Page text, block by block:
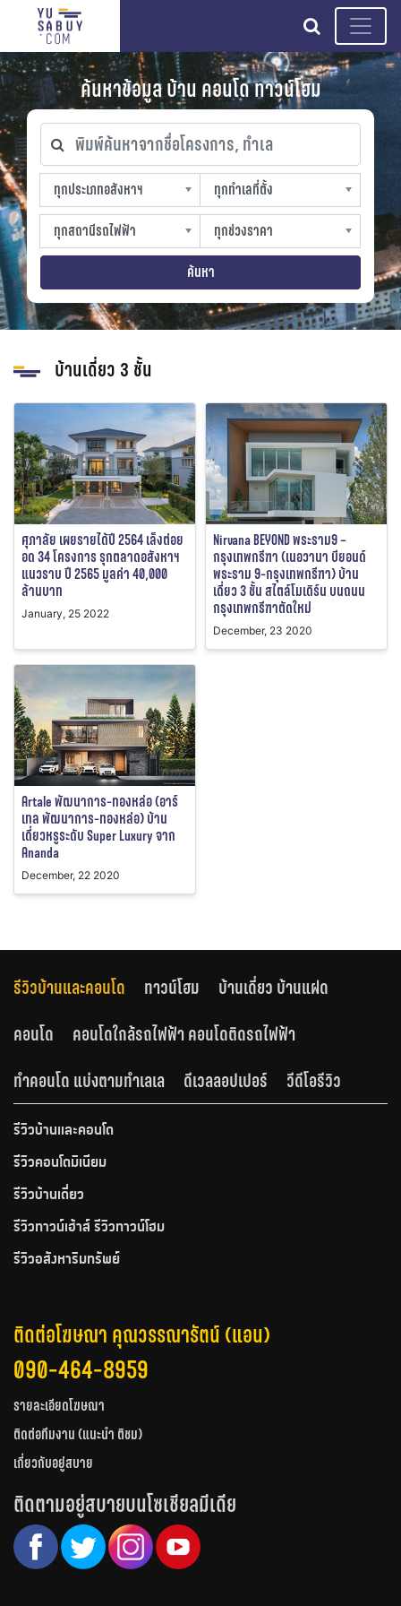
search
ค้นหาข้อมูล บ้าน คอนโด ทาวน์โฮม
พิมพ์ค้นหาจากชื่อโครงการ, ทำเล
ทุกประเภทอสังหาฯ
ทุกประเภทอสังหาฯ
sproperty
ทุกทำเลที่ตั้ง
ทุกทำเลที่ตั้ง
slocation
ทุกสถานีรถไฟฟ้า
ทุกสถานีรถไฟฟ้า
strain-station
ทุกช่วงราคา
ทุกช่วงราคา
sprice
ค้นหา
บ้านเดี่ยว 3 ชั้น
ศุภาลัย เผยรายได้ปี 2564 เล็งต่อย
อด 34 โครงการ รุกตลาดอสังหาฯ
แนวราบ ปี 2565 มูลค่า 40,000
ล้านบาท
January, 25 2022
Nirvana BEYOND พระราม9 –
กรุงเทพกรีฑา (เนอวานา บียอนด์
พระราม 9-กรุงเทพกรีฑา) บ้าน
เดี่ยว 3 ชั้น สไตล์โมเดิร์น บนถนน
กรุงเทพกรีฑาตัดใหม่
December, 23 2020
Artale พัฒนาการ-ทองหล่อ (อาร์
เทล พัฒนาการ-ทองหล่อ) บ้าน
เดี่ยวหรูระดับ Super Luxury จาก
Ananda
December, 22 2020
รีวิวบ้านและคอนโด ทาวน์โฮม
บ้านเดี่ยว บ้านแฝด
คอนโด
คอนโดใกล้รถไฟฟ้า คอนโดติดรถไฟฟ้า
ทำคอนโด แบ่งตามทำเลเล
ดีเวลลอปเปอร์ วีดีโอรีวิว
รีวิวบ้านและคอนโด
รีวิวคอนโดมิเนียม
รีวิวบ้านเดี่ยว
รีวิวทาวน์เฮ้าส์ รีวิวทาวน์โฮม
รีวิวอสังหาริมทรัพย์
ติดต่อโฆษณา คุณวรรณารัตน์ (แอน)
090-464-8959
รายละเอียดโฆษณา
ติดต่อทีมงาน (แนะนำ ติชม)
เกี่ยวกับอยู่สบาย
ติดตามอยู่สบายบนโซเชียลมีเดีย